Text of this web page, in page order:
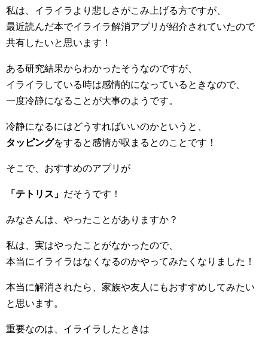
私は、イライラより悲しさがこみ上げる方ですが、
最近読んだ本でイライラ解消アプリが紹介されていたので
共有したいと思います！
ある研究結果からわかったそうなのですが、
イライラしている時は感情的になっているときなので、
一度冷静になることが大事のようです。
冷静になるにはどうすればいいのかというと、
タッピングをすると感情が収まるとのことです！
そこで、おすすめのアプリが
「テトリス」 だそうです！
みなさんは、やったことがありますか？
私は、実はやったことがなかったので、
本当にイライラはなくなるのかやってみたくなりました！
本当に解消されたら、家族や友人にもおすすめしてみたい
と思います。
重要なのは、イライラしたときは